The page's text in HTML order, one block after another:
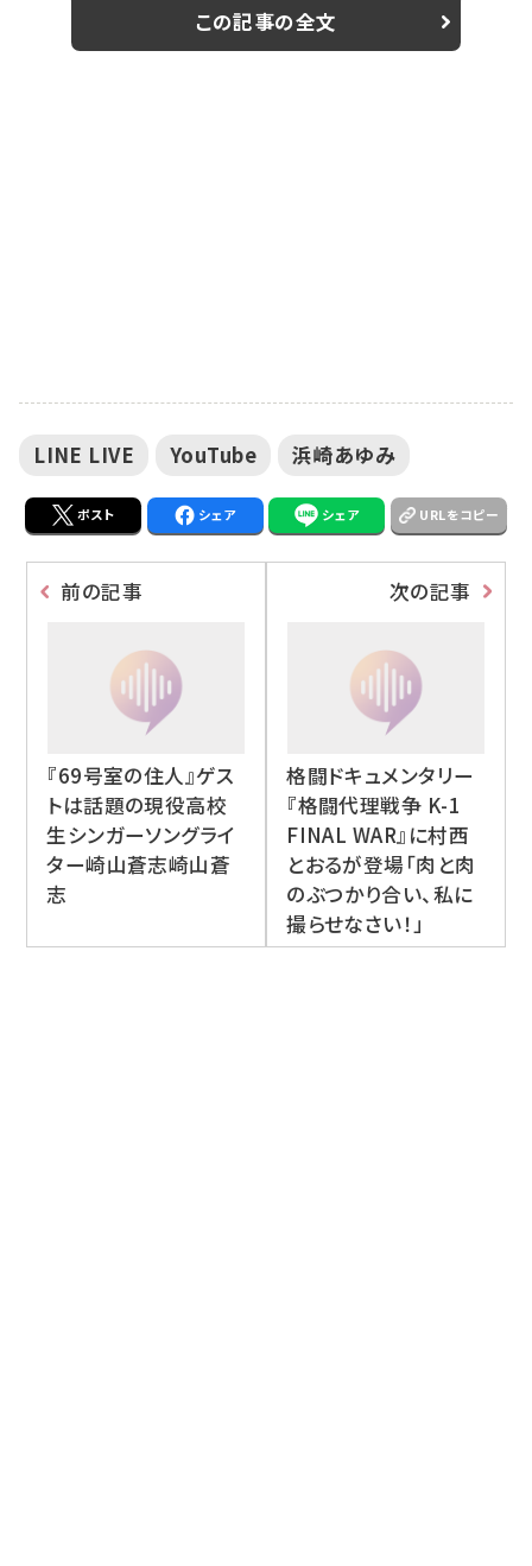
することがわかった。 11月7日付オリコンデイリーアルバ
ムランキングで1位を獲得し、リリースから20年を経ても
この記事の全文
LINE LIVE YouTube 浜崎あゆみ
ポスト シェア シェア URLをコピー
前の記事
『69号室の住人』ゲス
トは話題の現役高校
生シンガーソングライ
ター崎山蒼志崎山蒼
志
次の記事
格闘ドキュメンタリー
『格闘代理戦争 K-1
FINAL WAR』に村西
とおるが登場「肉と肉
のぶつかり合い、私に
撮らせなさい！」